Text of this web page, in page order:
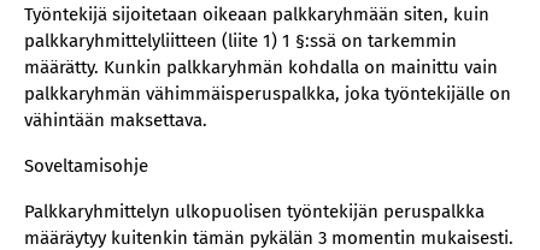
Työntekijä sijoitetaan oikeaan palkkaryhmään siten, kuin
palkkaryhmittelyliitteen (liite 1) 1 §:ssä on tarkemmin
määrätty. Kunkin palkkaryhmän kohdalla on mainittu vain
palkkaryhmän vähimmäisperuspalkka, joka työntekijälle on
vähintään maksettava.
Soveltamisohje
Palkkaryhmittelyn ulkopuolisen työntekijän peruspalkka
määräytyy kuitenkin tämän pykälän 3 momentin mukaisesti.